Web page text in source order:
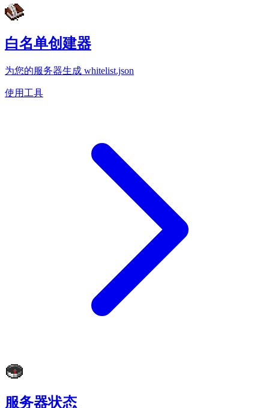
白名单创建器
为您的服务器生成 whitelist.json
使用工具
服务器状态